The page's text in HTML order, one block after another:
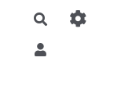
Rechercher